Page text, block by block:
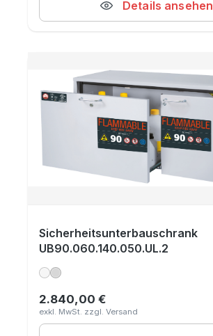
Details ansehen
Sicherheitsunterbauschrank
UB90.060.140.050.UL.2
Regulärer Preis:
2.840,00 €